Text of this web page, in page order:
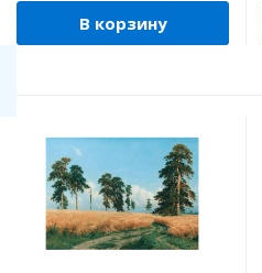
В корзину